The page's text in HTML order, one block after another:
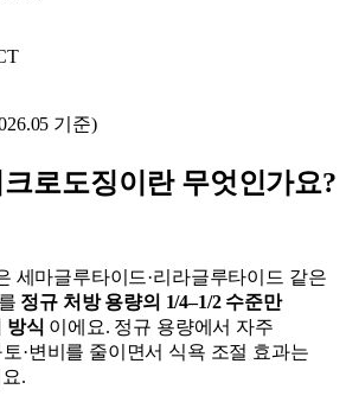
기준)
로도징이란 무엇인가요?
세마글루타이드·리라글루타이드 같은
정규 처방 용량의 1/4–1/2 수준만
방식 이에요. 정규 용량에서 자주
·변비를 줄이면서 식욕 조절 효과는
.